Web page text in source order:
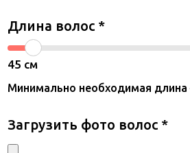
Длина волос *
45 см
Минимально необходимая
Загрузить фото волос *